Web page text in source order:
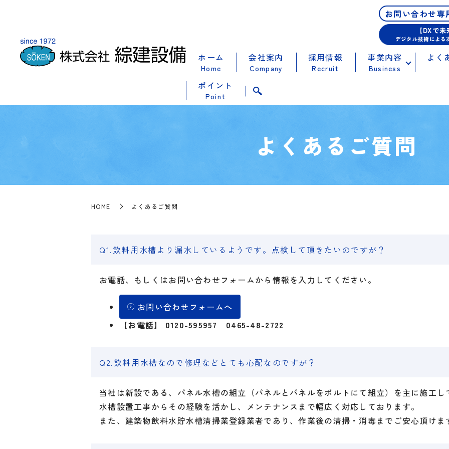
ホーム
Home
会社案内
Company
採用情報
Recruit
事業内容
Business
よく
ポイント
Point
お問い合わせ専
【DXで
デジタル技術による
よくあるご質問
HOME よくあるご質問
Q1.飲料用水槽より漏水しているようです。点検して頂きたいのですが？
お電話、もしくはお問い合わせフォームから情報を入力してください。
お問い合わせフォームへ
【お電話】 0120-595957 0465-48-2722
Q2.飲料用水槽なので修理などとても心配なのですが？
当社は新設である、パネル水槽の組立（パネルとパネルをボルトにて組立）を主に施工し
水槽設置工事からその経験を活かし、メンテナンスまで幅広く対応しております。
また、建築物飲料水貯水槽清掃業登録業者であり、作業後の清掃・消毒までご安心頂けま